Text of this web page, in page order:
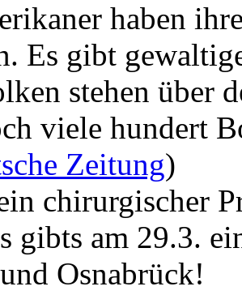
haben
Es gibt
stehen über
viele hundert
Zeitung)
chirurgischer
gibts am 29.3.
Osnabrück!